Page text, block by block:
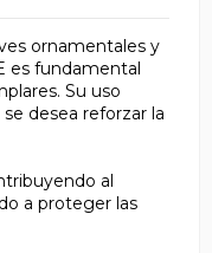
ornamentales y
es fundamental
Su uso
desea reforzar la
al
a proteger las